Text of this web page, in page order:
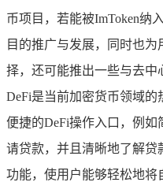
币项目，若能被ImToken纳
目的推广与发展，同时也
择，还可能推出一些与去中
DeFi是当前加密货币领域的
便捷的DeFi操作入口，例
请贷款，并且清晰地了解贷
功能，使用户能够轻松地将